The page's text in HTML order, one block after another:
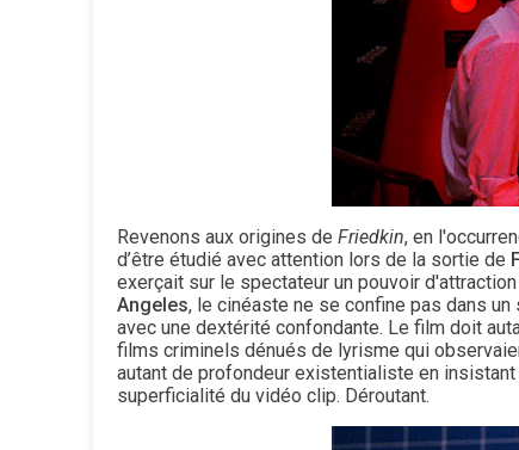
Revenons aux origines de Friedkin, en
d’être étudié avec attention lors de la sortie de
exerçait sur le spectateur un pouvoir
Angeles, le cinéaste ne se confine pas dans
avec une dextérité confondante. Le film doit
films criminels dénués de lyrisme qui
autant de profondeur existentialiste en
superficialité du vidéo clip. Déroutant.